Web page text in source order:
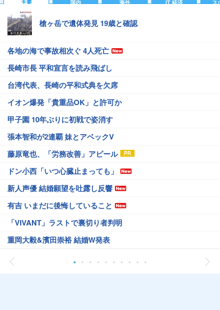
主要 国内 海外 IT 経済 ス
槍ヶ岳で遺体発見 19歳と確認
各地の海で事故相次ぐ 4人死亡
長崎市長 平和宣言を読み飛ばし
台湾代表、長崎の平和式典を欠席
イオン爆発「貴重品OK」と許可か
甲子園 10年ぶりに初戦で姿消す
張本智和が2連覇 妹とアベックV
藤原竜也、「労務改善」アピール
ドン小西「いつ心臓止まっても」
新人声優 結婚願望を吐露し反響
有吉 いまだに後悔していること
「VIVANT」ラストで裏切り者判明
重岡大毅&濱田崇裕 結婚W発表